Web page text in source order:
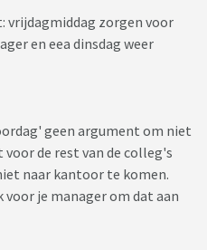
vrijdagmiddag zorgen voor
en eea dinsdag weer
geen argument om niet
de rest van de colleg's
naar kantoor te komen.
je manager om dat aan